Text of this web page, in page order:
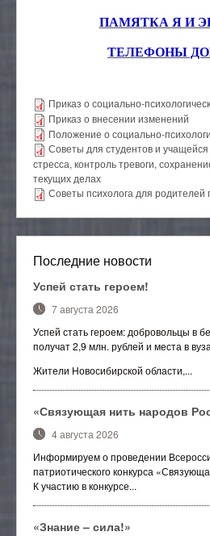
ПАМЯТКА Я И
ТЕЛЕФОНЫ
Приказ о социально-
Приказ о внесении изменений
Положение о социально-
Советы для студентов и
стресса, контроль тревоги,
текущих делах
Советы психолога для родителей
Последние новости
Успей стать героем!
7 августа 2026
Успей стать героем: добровольцы в
получат 2,9 млн. рублей и места в
Жители Новосибирской области,...
«Связующая нить народов
4 августа 2026
Информируем о проведении
патриотического конкурса
К участию в конкурсе...
«Знание – сила!»